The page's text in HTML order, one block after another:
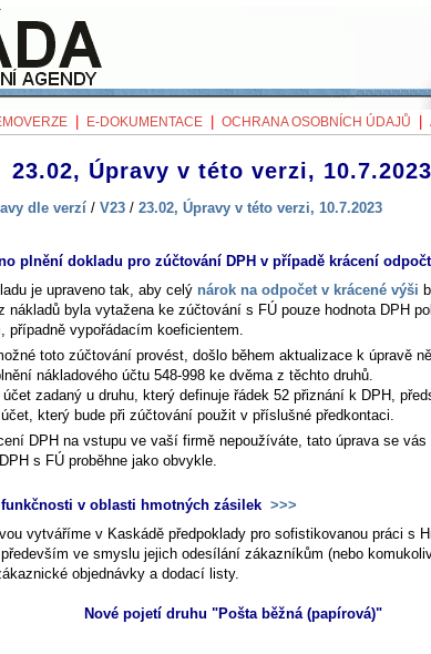
E-DOKUMENTACE OCHRANA OSOBNÍCH ÚDAJŮ
23.02, Úpravy v této verzi, 10.7.2023
dle verzí / V23 / 23.02, Úpravy v této verzi, 10.7.2023
plnění dokladu pro zúčtování DPH v případě krácení
je upraveno tak, aby celý nárok na odpočet v krácené výši
nákladů byla vytažena ke zúčtování s FÚ pouze hodnota DPH
případně vypořádacím koeficientem.
toto zúčtování provést, došlo během aktualizace k úpravě
nákladového účtu 548-998 ke dvěma z těchto druhů.
účet zadaný u druhu, který definuje řádek 52 přiznání k DPH,
který bude při zúčtování použit v příslušné předkontaci.
DPH na vstupu ve vaší firmě nepoužíváte, tato úprava se vás
s FÚ proběhne jako obvykle.
v oblasti hmotných zásilek >>>
vytváříme v Kaskádě předpoklady pro sofistikovanou práci s
ve smyslu jejich odesílání zákazníkům (nebo
objednávky a dodací listy.
Nové pojetí druhu "Pošta běžná (papírová)"